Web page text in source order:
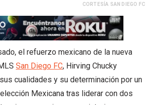
CORTESÍA SAN DIEGO FC
el refuerzo mexicano de la nueva
San Diego FC, Hirving Chucky
cualidades y su determinación por un
Mexicana tras liderar con dos